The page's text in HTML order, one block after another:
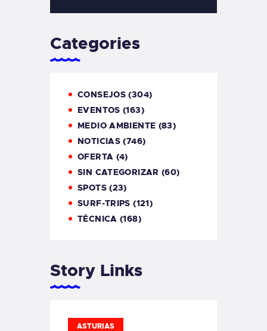
Categories
CONSEJOS (304)
EVENTOS (163)
MEDIO AMBIENTE (83)
NOTICIAS (746)
OFERTA (4)
SIN CATEGORIZAR (60)
SPOTS(23)
SURF-TRIPS (121)
TÉCNICA (168)
Story Links
ASTURIAS